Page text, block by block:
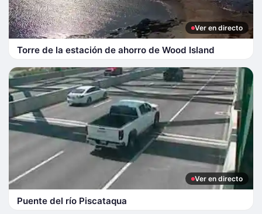
Ver en directo
Torre de la estación de ahorro de Wood Island
Ver en directo
Puente del río Piscataqua